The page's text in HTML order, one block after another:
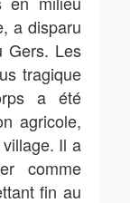
a disparu
Gers. Les
tragique
a été
agricole,
Il a
comme
fin au